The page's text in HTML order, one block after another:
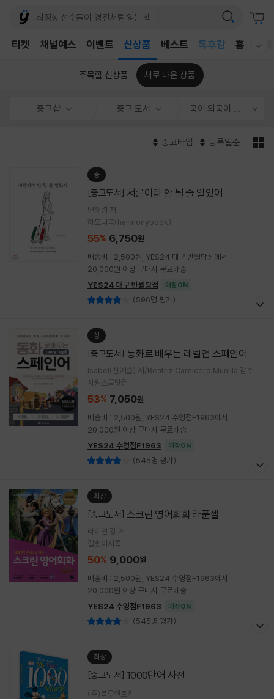
채널예스 이벤트 신상품 베스트
독후감
홈 국
티켓
주목할 신상품 새로 나온 상품
중고샵 중고 도서 국어 외국어 사전
중고타입 등록일순
중
[중고도서] 서른이라 안 될 줄 알았어
변해령 저
하모니북(harmonybook)
55% 6,750원
배송비 : 2,500원, YES24 대구 반월당점에서
20,000원 이상 구매시 무료배송
YES24 대구 반월당점
매장ON
(596명 평가)
상
[중고도서] 동화로 배우는 레벨업 스페인어
Isabel(신예슬) 저/Beatriz Carnicero Munilla 감수
시원스쿨닷컴
53% 7,050원
배송비 : 2,500원, YES24 수영점F1963에서
20,000원 이상 구매시 무료배송
YES24 수영점F1963
매장ON
(545명 평가)
최상
[중고도서] 스크린 영어회화 라푼젤
라이언 강 저
길벗이지톡
50% 9,000원
배송비 : 2,500원, YES24 수영점F1963에서
20,000원 이상 구매시 무료배송
YES24 수영점F1963
매장ON
(545명 평가)
최상
[중고도서] 1000단어 사전
(주)블루앤트리